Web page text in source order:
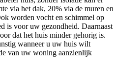
via het dak, 20% via de muren en
worden vocht en schimmel op
is voor uw gezondheid. Daarnaast
dat het huis minder gehorig is.
wanneer u uw huis wilt
van uw woning aanzienlijk